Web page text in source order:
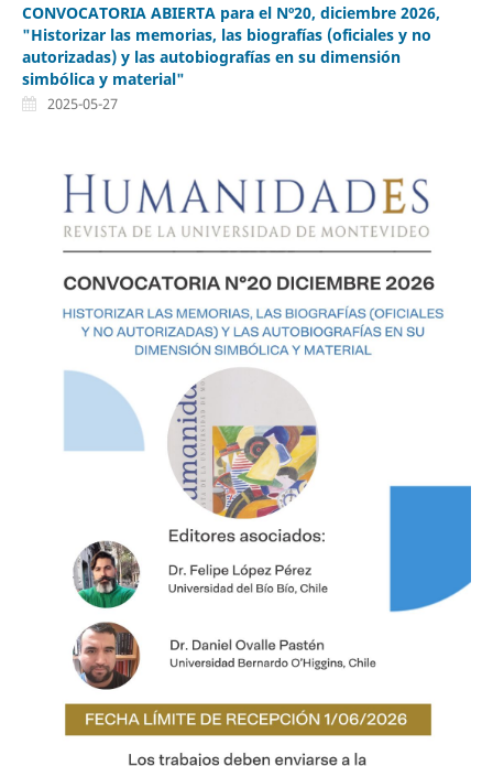
CONVOCATORIA ABIERTA para el Nº20, diciembre 2026,
"Historizar las memorias, las biografías (oficiales y no
autorizadas) y las autobiografías en su dimensión
simbólica y material"
2025-05-27